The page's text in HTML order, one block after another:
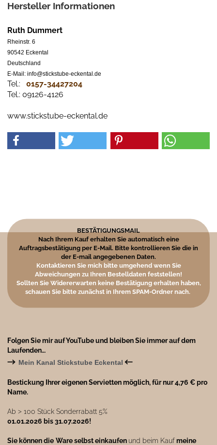
Hersteller Informationen
Ruth Dummert
Rheinstr. 6
90542 Eckental
Deutschland
E-Mail: info@stickstube-eckental.de
Tel.: 0157-34427204​
Tel.: 09126-4126
www.stickstube-eckental.de
BESTÄTIGUNGSMAIL
Nach Ihrem Kauf erhalten Sie automatisch eine
Auftragsbestätigung per E-Mail. Bitte kontrollieren Sie die in
der E-mail angegebenen Daten.
Kontaktieren Sie mich bitte umgehend wenn Sie
Abweichungen zu Ihren Bestelldaten feststellen!
Sollten Sie Widererwarten keine Bestätigung erhalten haben,
schauen Sie bitte zunächst in Ihrem SPAM-Ordner nach.
Folgen Sie mir auf YouTube und bleiben Sie immer auf dem
Laufenden…
→ Mein Kanal Stickstube Eckental ←
Bestickung Ihrer eigenen Servietten möglich, für nur 4,76 € pro
Name.
Ab ˃ 100 Stück Sonderrabatt 5%
01.01.2026 bis 31.07.2026!
Sie können die Ware selbst einkaufen und beim Kaufmeine